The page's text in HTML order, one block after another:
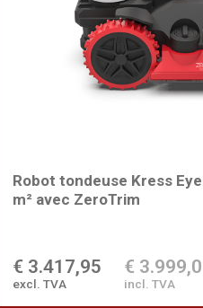
Robot tondeuse Kress
m² avec ZeroTrim
€ 3.417,95
excl. TVA
€
incl. TVA